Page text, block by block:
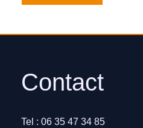
Contact
Tel : 06 35 47 34 85